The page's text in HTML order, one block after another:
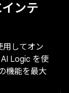
ンテ
用してオン
Logic を使
機能を最大